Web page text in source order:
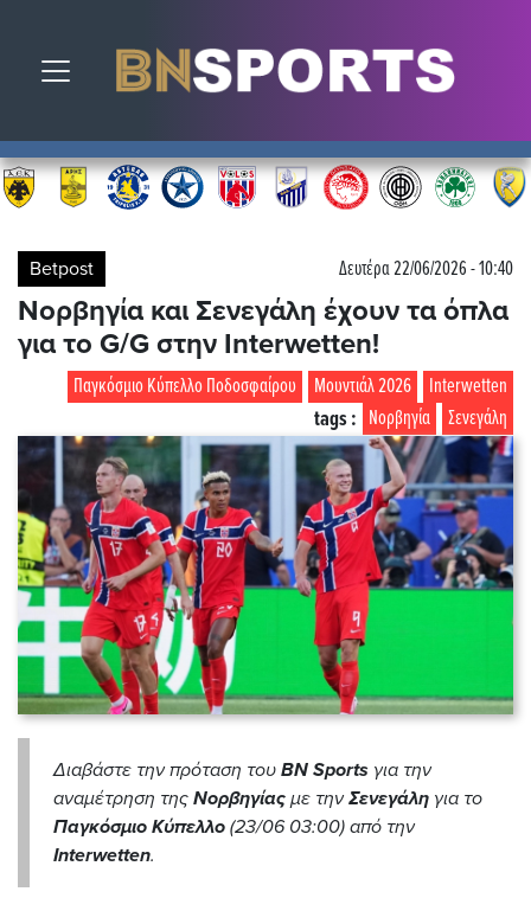
Toggle navigation
Betpost Δευτέρα 22/06/2026 - 10:40
Νορβηγία και Σενεγάλη έχουν τα όπλα
για το G/G στην Interwetten!
Interwetten
Μουντιάλ 2026
Παγκόσμιο Κύπελλο Ποδοσφαίρου
Σενεγάλη
Νορβηγία
tags :
Διαβάστε την πρόταση του BN Sports για την
αναμέτρηση της Νορβηγίας με τηνΣενεγάλη για το
Παγκόσμιο Κύπελλο (23/06 03:00) από την
Interwetten.